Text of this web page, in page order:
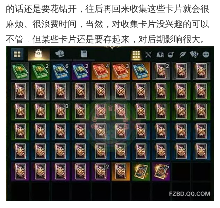
的话还是要花钻开，往后再回来收集这些卡片就会很
麻烦、很浪费时间，当然，对收集卡片没兴趣的可以
不管，但某些卡片还是要存起来，对后期影响很大。